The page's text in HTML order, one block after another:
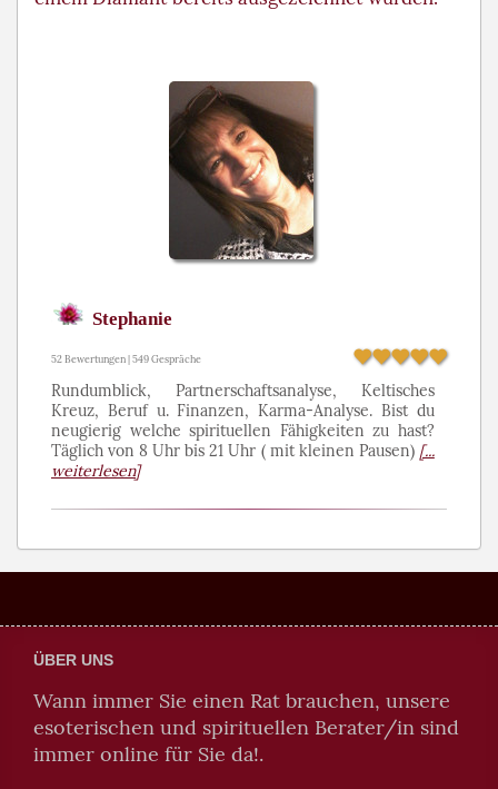
Stephanie
52 Bewertungen | 549 Gespräche
Rundumblick, Partnerschaftsanalyse, Keltisches
Kreuz, Beruf u. Finanzen, Karma-Analyse. Bist du
neugierig welche spirituellen Fähigkeiten zu hast?
Täglich von 8 Uhr bis 21 Uhr ( mit kleinen Pausen) [...
weiterlesen]
ÜBER UNS
Wann immer Sie einen Rat brauchen, unsere
esoterischen und spirituellen Berater/in sind
immer online für Sie da!.